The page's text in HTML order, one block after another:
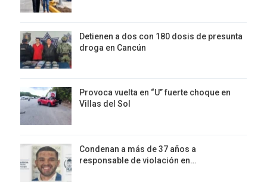
Detienen a dos con 180 dosis de presunta
droga en Cancún
Provoca vuelta en “U” fuerte choque en
Villas del Sol
Condenan a más de 37 años a
responsable de violación en…